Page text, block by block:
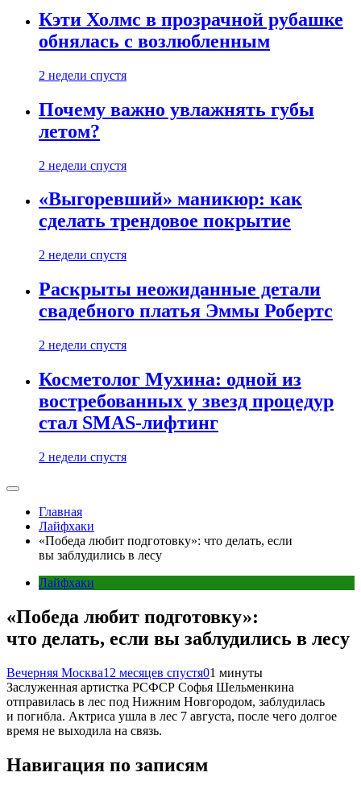
Кэти Холмс в прозрачной рубашке
обнялась с возлюбленным
2 недели спустя
Почему важно увлажнять губы
летом?
2 недели спустя
«Выгоревший» маникюр: как
сделать трендовое покрытие
2 недели спустя
Раскрыты неожиданные детали
свадебного платья Эммы Робертс
2 недели спустя
Косметолог Мухина: одной из
востребованных у звезд процедур
стал SMAS-лифтинг
2 недели спустя
Главная
Лайфхаки
«Победа любит подготовку»: что делать, если
вы заблудились в лесу
Лайфхаки
«Победа любит подготовку»:
что делать, если вы заблудились в лесу
Вечерняя Москва12 месяцев спустя01 минуты
Заслуженная артистка РСФСР Софья Шельменкина
отправилась в лес под Нижним Новгородом, заблудилась
и погибла. Актриса ушла в лес 7 августа, после чего долгое
время не выходила на связь.
Навигация по записям